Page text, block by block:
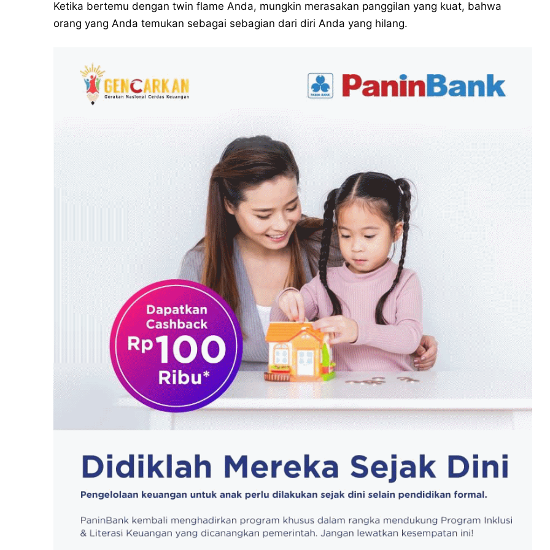
Ketika bertemu dengan twin flame Anda, mungkin merasakan panggilan yang kuat, bahwa
orang yang Anda temukan sebagai sebagian dari diri Anda yang hilang.